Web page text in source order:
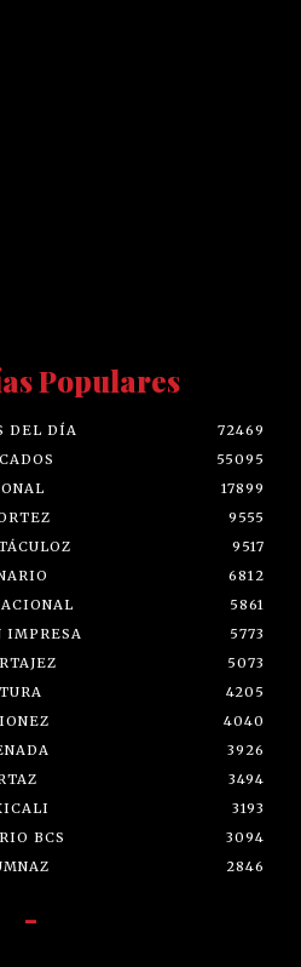
Populares
DEL DÍA
72469
55095
17899
9555
9517
6812
5861
IMPRESA
5773
5073
4205
4040
3926
3494
3193
BCS
3094
2846
-